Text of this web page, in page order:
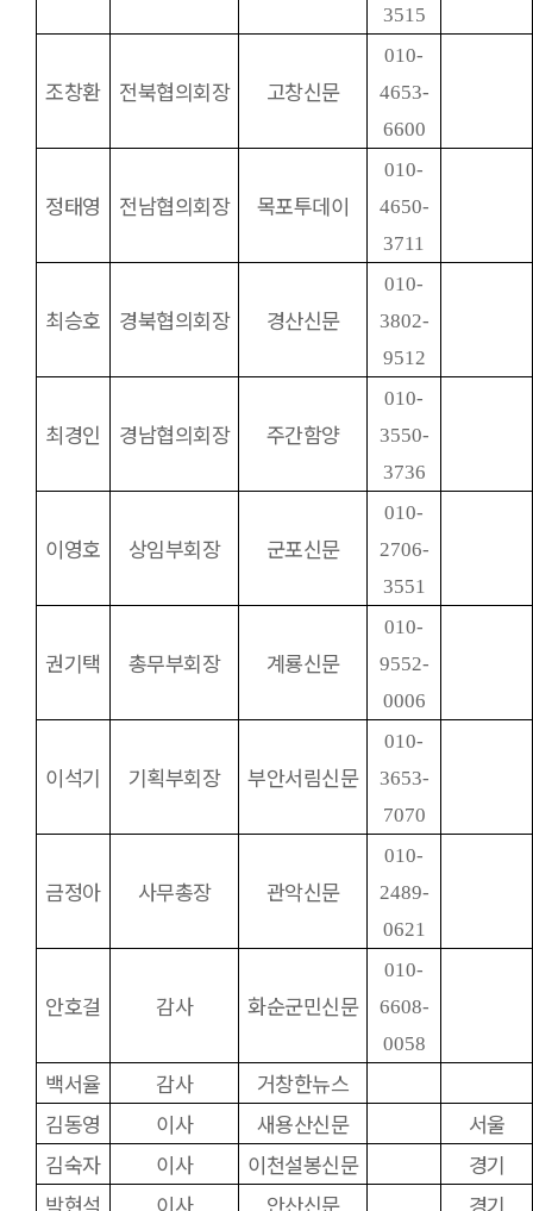
3515
조창환 전북협의회장 고창신문
010-
4653-
6600
정태영 전남협의회장 목포투데이
010-
4650-
3711
최승호 경북협의회장 경산신문
010-
3802-
9512
최경인 경남협의회장 주간함양
010-
3550-
3736
이영호 상임부회장 군포신문
010-
2706-
3551
권기택 총무부회장 계룡신문
010-
9552-
0006
이석기 기획부회장 부안서림신문
010-
3653-
7070
금정아 사무총장 관악신문
010-
2489-
0621
안호걸 감사 화순군민신문
010-
6608-
0058
백서율 감사
거창한뉴스
김동영
이사 새용산신문
서울
김숙자
이사 이천설봉신문
경기
박현석
이사 안산신문
경기